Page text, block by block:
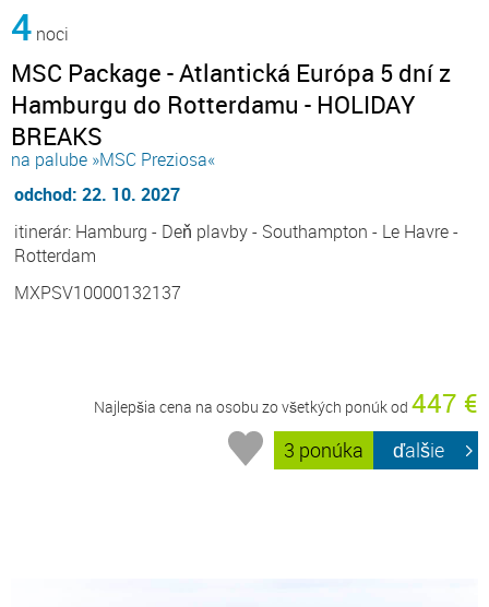
4 noci
MSC Package - Atlantická Európa 5 dní z
Hamburgu do Rotterdamu - HOLIDAY
BREAKS
na palube »MSC Preziosa«
odchod: 22. 10. 2027
itinerár: Hamburg - Deň plavby - Southampton - Le Havre -
Rotterdam
MXPSV10000132137
Najlepšia cena na osobu zo všetkých ponúk od 447 €
3 ponúka ďalšie